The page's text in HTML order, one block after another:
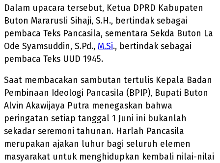
Dalam upacara tersebut, Ketua DPRD Kabupaten
Buton Mararusli Sihaji, S.H., bertindak sebagai
pembaca Teks Pancasila, sementara Sekda Buton La
Ode Syamsuddin, S.Pd., M.Si., bertindak sebagai
pembaca Teks UUD 1945.
Saat membacakan sambutan tertulis Kepala Badan
Pembinaan Ideologi Pancasila (BPIP), Bupati Buton
Alvin Akawijaya Putra menegaskan bahwa
peringatan setiap tanggal 1 Juni ini bukanlah
sekadar seremoni tahunan. Harlah Pancasila
merupakan ajakan luhur bagi seluruh elemen
masyarakat untuk menghidupkan kembali nilai-nilai